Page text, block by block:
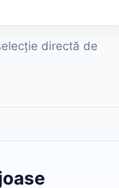
directă de